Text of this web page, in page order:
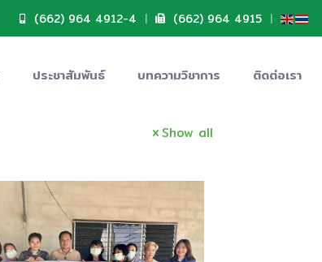
(662) 964 4912-4 | (662) 964 4915 |
ประชาสัมพันธ์ บทความวิชาการ ติดต่อเรา
Show all